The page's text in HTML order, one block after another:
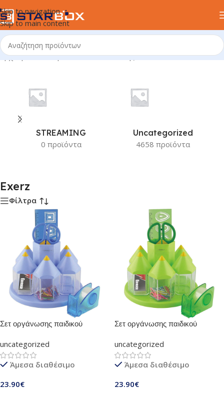
Skip to navigation
Skip to main content
Αρχική σελίδα/Προϊόν Κατασκευαστής/Exerz
STREAMING
0 προϊόντα
Uncategorized
4658 προϊόντα
Exerz
Φίλτρα
Σετ οργάνωσης παιδικού
από 5 κουτάκια γεμάτα ψαλίδι,
χάρακα, γόμα, συνδετήρες και
βάση κολλητικής ταινίας
uncategorized
Άμεσα διαθέσιμο
23.90€
Σετ οργάνωσης παιδικού
από 5 κουτάκια γεμάτα ψαλίδι,
χάρακα, γόμα, συνδετήρες και
βάση κολλητικής ταινίας
uncategorized
Άμεσα διαθέσιμο
23.90€